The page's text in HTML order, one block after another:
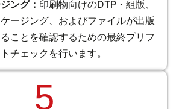
ング： 印刷物向けのDTP・組版、
ージング、およびファイルが出版
ことを確認するための最終プリフ
チェックを行います。
5